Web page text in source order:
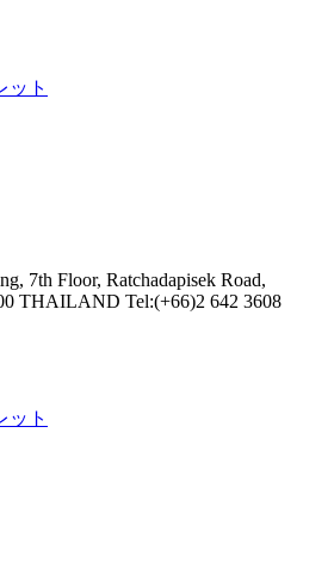
ット
7th Floor, Ratchadapisek Road,
THAILAND Tel:(+66)2 642 3608
ット